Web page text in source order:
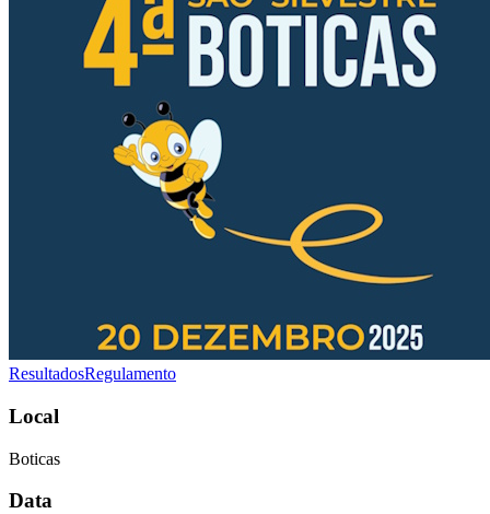
ResultadosRegulamento
Local
Boticas
Data